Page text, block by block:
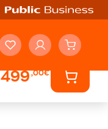
499,00€